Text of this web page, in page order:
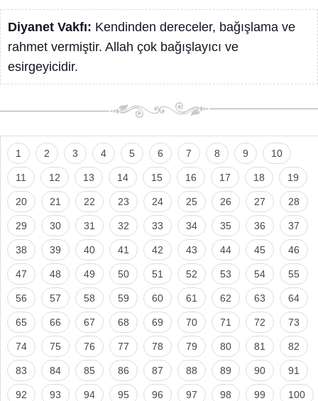
Diyanet Vakfı: Kendinden dereceler, bağışlama ve
rahmet vermiştir. Allah çok bağışlayıcı ve
esirgeyicidir.
1 2 3 4 5 6 7 8 9 10
11 12 13 14 15 16 17 18 19
20 21 22 23 24 25 26 27 28
29 30 31 32 33 34 35 36 37
38 39 40 41 42 43 44 45 46
47 48 49 50 51 52 53 54 55
56 57 58 59 60 61 62 63 64
65 66 67 68 69 70 71 72 73
74 75 76 77 78 79 80 81 82
83 84 85 86 87 88 89 90 91
92 93 94 95 96 97 98 99 100